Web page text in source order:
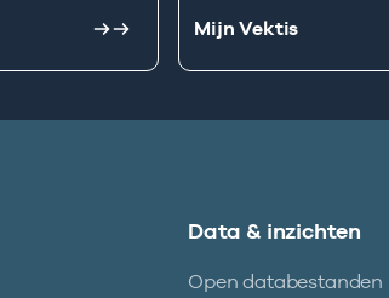
Mijn Vektis
Data & inzichten
Open databestanden